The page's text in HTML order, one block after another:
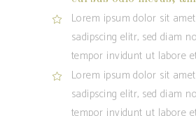
Lorem ipsum dolor sit
sadipscing elitr, sed diam
tempor invidunt ut labore
Lorem ipsum dolor sit
sadipscing elitr, sed diam